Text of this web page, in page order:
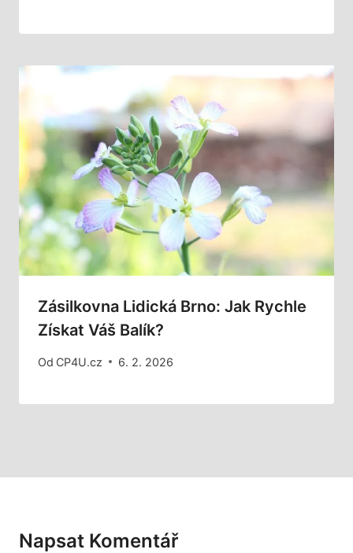
Zásilkovna Lidická Brno: Jak Rychle
Získat Váš Balík?
Od CP4U.cz 6. 2. 2026
Napsat Komentář